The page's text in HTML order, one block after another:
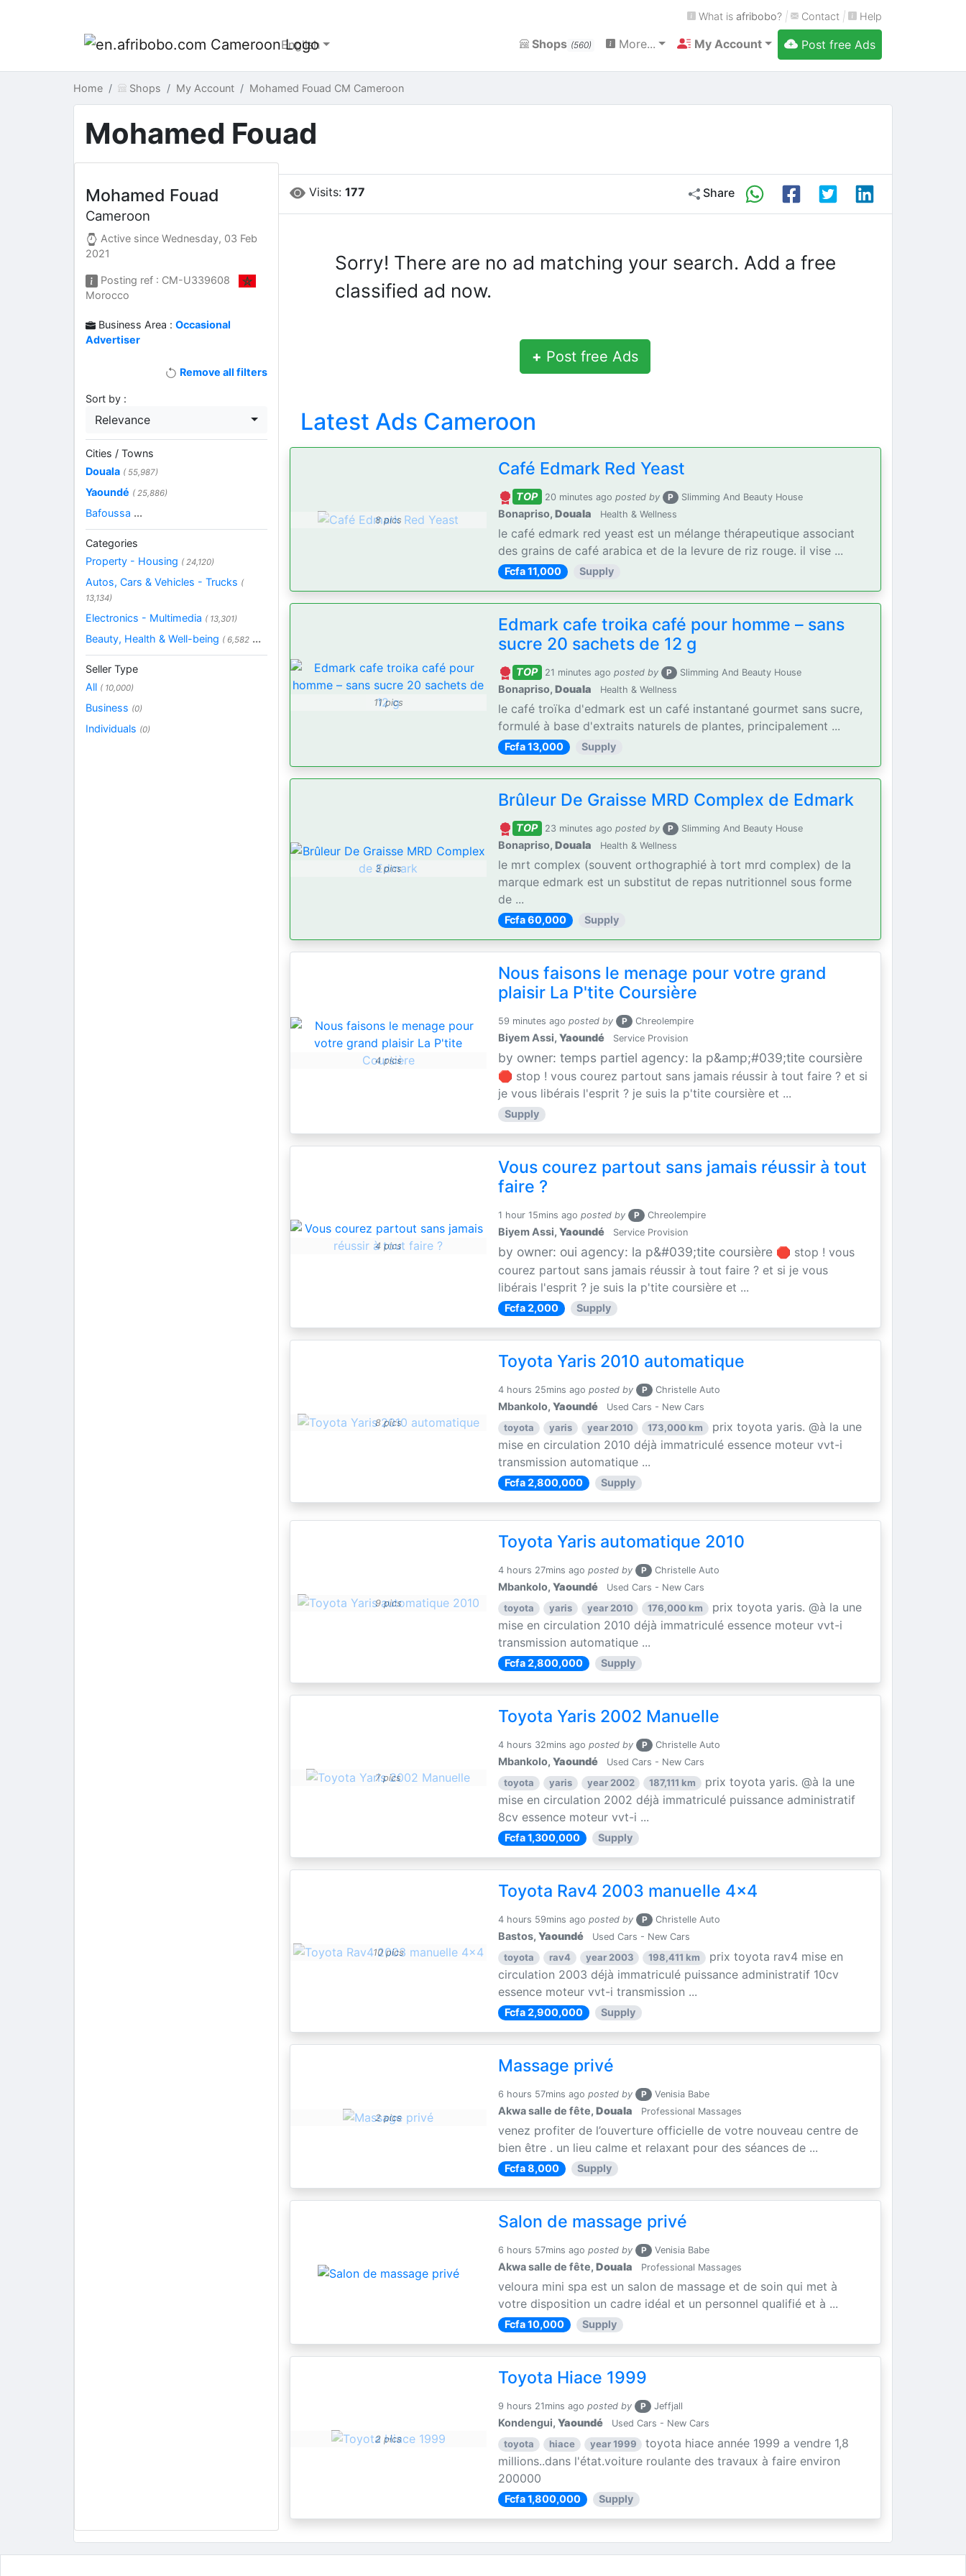
What is afribobo? | Contact | Help
English Shops (560) More... My Account Post free Ads
Home Shops My Account Mohamed Fouad CM Cameroon
Mohamed Fouad
Visits: 177 Share
Sorry! There are no ad matching your search. Add a free
classified ad now.
+ Post free Ads
Latest Ads Cameroon
8 pics
Café Edmark Red Yeast
TOP 20 minutes ago posted by P Slimming And Beauty House
Bonapriso,Douala Health & Wellness
le café edmark red yeast est un mélange thérapeutique associant
des grains de café arabica et de la levure de riz rouge. il vise ...
Fcfa 11,000 Supply
11 pics
Edmark cafe troika café pour homme – sans
sucre 20 sachets de 12 g
TOP 21 minutes ago posted by P Slimming And Beauty House
Bonapriso,Douala Health & Wellness
le café troïka d'edmark est un café instantané gourmet sans sucre,
formulé à base d'extraits naturels de plantes, principalement ...
Fcfa 13,000 Supply
3 pics
Brûleur De Graisse MRD Complex de Edmark
TOP 23 minutes ago posted by P Slimming And Beauty House
Bonapriso,Douala Health & Wellness
le mrt complex (souvent orthographié à tort mrd complex) de la
marque edmark est un substitut de repas nutritionnel sous forme
de ...
Fcfa 60,000 Supply
4 pics
Nous faisons le menage pour votre grand
plaisir La P'tite Coursière
59 minutes ago posted by P Chreolempire
Biyem Assi,Yaoundé Service Provision
by owner: temps partiel agency: la p&amp;#039;tite coursière
🛑 stop ! vous courez partout sans jamais réussir à tout faire ? et si
je vous libérais l'esprit ? je suis la p'tite coursière et ...
Supply
4 pics
Vous courez partout sans jamais réussir à tout
faire ?
1 hour 15mins ago posted by P Chreolempire
Biyem Assi,Yaoundé Service Provision
by owner: oui agency: la p&#039;tite coursière 🛑 stop ! vous
courez partout sans jamais réussir à tout faire ? et si je vous
libérais l'esprit ? je suis la p'tite coursière et ...
Fcfa 2,000 Supply
8 pics
Toyota Yaris 2010 automatique
4 hours 25mins ago posted by P Christelle Auto
Mbankolo,Yaoundé Used Cars - New Cars
toyota yaris year 2010 173,000 km
prix toyota yaris. @à la une
mise en circulation 2010 déjà immatriculé essence moteur vvt-i
transmission automatique ...
Fcfa 2,800,000 Supply
9 pics
Toyota Yaris automatique 2010
4 hours 27mins ago posted by P Christelle Auto
Mbankolo,Yaoundé Used Cars - New Cars
toyota yaris year 2010 176,000 km
prix toyota yaris. @à la une
mise en circulation 2010 déjà immatriculé essence moteur vvt-i
transmission automatique ...
Fcfa 2,800,000 Supply
7 pics
Toyota Yaris 2002 Manuelle
4 hours 32mins ago posted by P Christelle Auto
Mbankolo,Yaoundé Used Cars - New Cars
toyota yaris year 2002 187,111 km
prix toyota yaris. @à la une
mise en circulation 2002 déjà immatriculé puissance administratif
8cv essence moteur vvt-i ...
Fcfa 1,300,000 Supply
10 pics
Toyota Rav4 2003 manuelle 4x4
4 hours 59mins ago posted by P Christelle Auto
Bastos,Yaoundé Used Cars - New Cars
toyota rav4 year 2003 198,411 km
prix toyota rav4 mise en
circulation 2003 déjà immatriculé puissance administratif 10cv
essence moteur vvt-i transmission ...
Fcfa 2,900,000 Supply
2 pics
Massage privé
6 hours 57mins ago posted by P Venisia Babe
Akwa salle de fête,Douala Professional Massages
venez profiter de l’ouverture officielle de votre nouveau centre de
bien être . un lieu calme et relaxant pour des séances de ...
Fcfa 8,000 Supply
Salon de massage privé
6 hours 57mins ago posted by P Venisia Babe
Akwa salle de fête,Douala Professional Massages
veloura mini spa est un salon de massage et de soin qui met à
votre disposition un cadre idéal et un personnel qualifié et à ...
Fcfa 10,000 Supply
2 pics
Toyota Hiace 1999
9 hours 21mins ago posted by P Jeffjall
Kondengui,Yaoundé Used Cars - New Cars
toyota hiace year 1999
toyota hiace année 1999 a vendre 1,8
millions..dans l'état.voiture roulante des travaux à faire environ
200000
Fcfa 1,800,000 Supply
Mohamed Fouad
Cameroon
Active sinceWednesday, 03 Feb
2021
Posting ref : CM-U339608
Morocco
Business Area :Occasional
Advertiser
Remove all filters
Sort by :
Relevance
Cities / Towns
Douala ( 55,987)
Yaoundé ( 25,886)
Bafoussa ...
Categories
Property - Housing ( 24,120)
Autos, Cars & Vehicles - Trucks (
13,134)
Electronics - Multimedia ( 13,301)
Beauty, Health & Well-being ( 6,582 ...
Seller Type
All ( 10,000)
Business (0)
Individuals (0)